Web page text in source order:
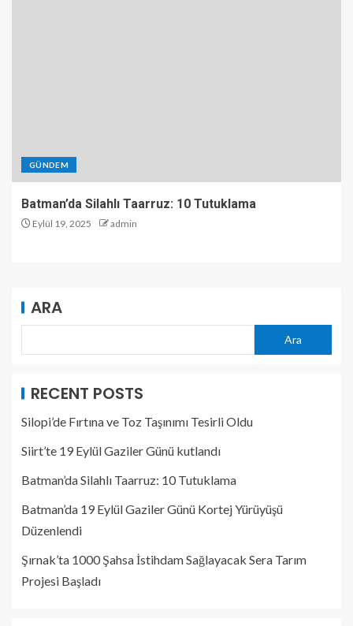
GÜNDEM
Batman’da Silahlı Taarruz: 10 Tutuklama
Eylül 19, 2025 admin
ARA
Ara
RECENT POSTS
Silopi’de Fırtına ve Toz Taşınımı Tesirli Oldu
Siirt’te 19 Eylül Gaziler Günü kutlandı
Batman’da Silahlı Taarruz: 10 Tutuklama
Batman’da 19 Eylül Gaziler Günü Kortej Yürüyüşü
Düzenlendi
Şırnak’ta 1000 Şahsa İstihdam Sağlayacak Sera Tarım
Projesi Başladı